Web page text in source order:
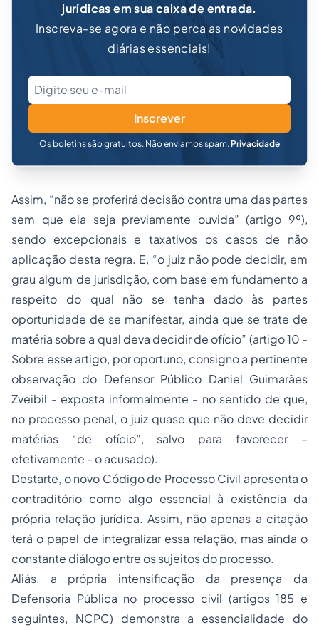
jurídicas em sua caixa de entrada.
Inscreva-se agora e não perca as novidades
diárias essenciais!
Inscrever
Os boletins são gratuitos. Não enviamos spam. Privacidade
Assim, “não se proferirá decisão contra uma das partes
sem que ela seja previamente ouvida” (artigo 9º),
sendo excepcionais e taxativos os casos de não
aplicação desta regra. E, “o juiz não pode decidir, em
grau algum de jurisdição, com base em fundamento a
respeito do qual não se tenha dado às partes
oportunidade de se manifestar, ainda que se trate de
matéria sobre a qual deva decidir de ofício” (artigo 10 -
Sobre esse artigo, por oportuno, consigno a pertinente
observação do Defensor Público Daniel Guimarães
Zveibil - exposta informalmente - no sentido de que,
no processo penal, o juiz quase que não deve decidir
matérias “de ofício”, salvo para favorecer –
efetivamente - o acusado).
Destarte, o novo Código de Processo Civil apresenta o
contraditório como algo essencial à existência da
própria relação jurídica. Assim, não apenas a citação
terá o papel de integralizar essa relação, mas ainda o
constante diálogo entre os sujeitos do processo.
Aliás, a própria intensificação da presença da
Defensoria Pública no processo civil (artigos 185 e
seguintes, NCPC) demonstra a essencialidade do